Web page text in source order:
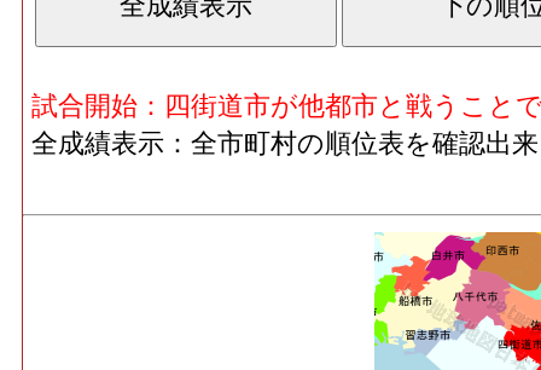
試合開始：四街道市が他都市と戦うこと
全成績表示：全市町村の順位表を確認出